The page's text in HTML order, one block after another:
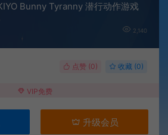
Bunny Tyranny 潜行动作游戏
2,140
点赞 (0) 收藏 (0)
VIP免费
升级会员